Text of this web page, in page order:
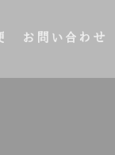
お問い合わせ